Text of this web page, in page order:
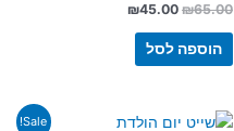
₪65.00
₪45.00
הוספה לסל
Sale!